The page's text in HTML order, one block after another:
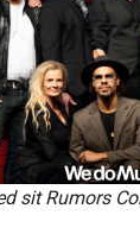
sit Rumors